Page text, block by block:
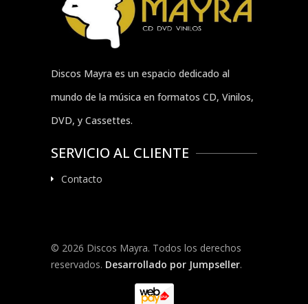
Discos Mayra es un espacio dedicado al
mundo de la música en formatos CD, Vinilos,
DVD, y Cassettes.
SERVICIO AL CLIENTE
Contacto
© 2026 Discos Mayra. Todos los derechos
reservados. Desarrollado por Jumpseller.